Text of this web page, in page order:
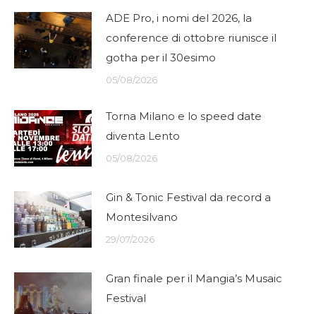
ADE Pro, i nomi del 2026, la
conference di ottobre riunisce il
gotha per il 30esimo
05/08/2026
Torna Milano e lo speed date
diventa Lento
05/08/2026
Gin & Tonic Festival da record a
Montesilvano
29/07/2026
Gran finale per il Mangia’s Musaic
Festival